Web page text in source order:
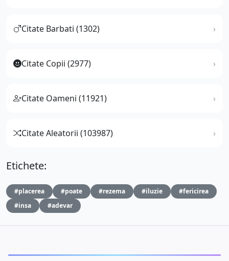
Citate Barbati (1302)
Citate Copii (2977)
Citate Oameni (11921)
Citate Aleatorii (103987)
Etichete:
#placerea #poate #rezema #iluzie
#fericirea
#insa
#adevar